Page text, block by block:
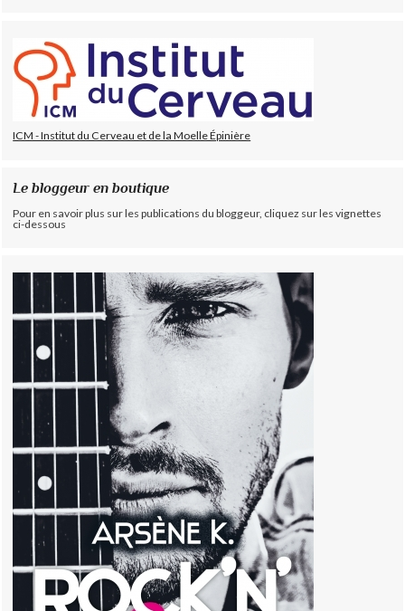
ICM - Institut du Cerveau et de la Moelle Épinière
Le bloggeur en boutique
Pour en savoir plus sur les publications du bloggeur, cliquez sur les vignettes
ci-dessous